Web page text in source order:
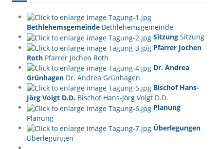
Bethlehemsgemeinde Bethlehemsgemeinde
Sitzung Sitzung
Pfarrer Jochen
Roth Pfarrer Jochen Roth
Dr. Andrea
Grünhagen Dr. Andrea Grünhagen
Bischof Hans-
Jörg Voigt D.D. Bischof Hans-Jörg Voigt D.D.
Planung
Planung
Überlegungen
Überlegungen